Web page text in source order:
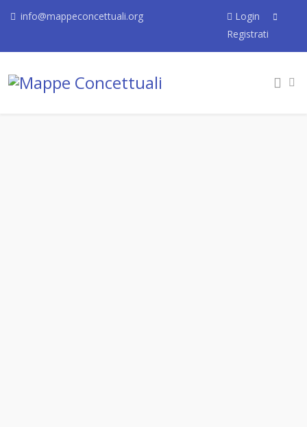
info@mappeconcettuali.org
Login
Registrati